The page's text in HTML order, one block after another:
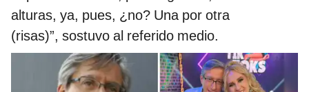
alturas, ya, pues, ¿no? Una por otra
(risas)”, sostuvo al referido medio.